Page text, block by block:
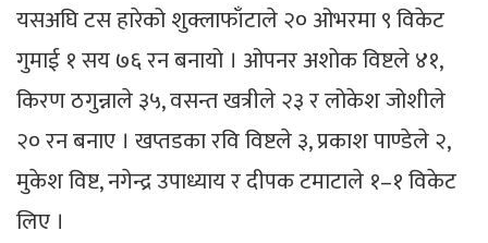
यसअघि टस हारेको शुक्लाफाँटाले २० ओभरमा ९ विकेट
गुमाई १ सय ७६ रन बनायो । ओपनर अशोक विष्टले ४१,
किरण ठगुन्नाले ३५, वसन्त खत्रीले २३ र लोकेश जोशीले
२० रन बनाए । खप्तडका रवि विष्टले ३, प्रकाश पाण्डेले २,
मुकेश विष्ट, नगेन्द्र उपाध्याय र दीपक टमाटाले १–१ विकेट
लिए ।